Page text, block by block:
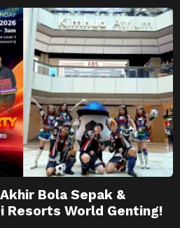
Bola Sepak &
Resorts World Genting!